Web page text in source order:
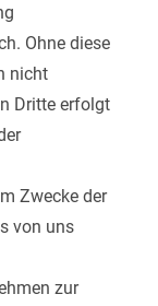
Ohne diese
nicht
Dritte erfolgt
Zwecke der
von uns
zur